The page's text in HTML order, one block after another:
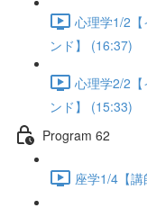
心理学1/2
ンド】 (16:37)
心理学2/2
ンド】 (15:33)
Program 62
座学1/4【